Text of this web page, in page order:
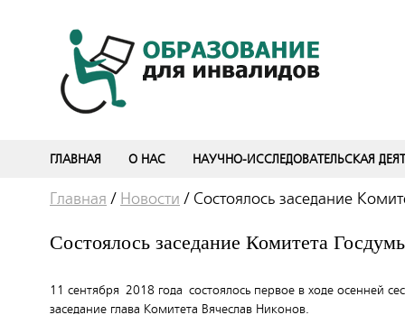
ГЛАВНАЯ О НАС НАУЧНО-ИССЛЕДОВАТЕЛЬСКАЯ
Главная / Новости / Состоялось заседание
Состоялось заседание Комитета
11 сентября 2018 года состоялось первое в ходе осенней
заседание глава Комитета Вячеслав Никонов.